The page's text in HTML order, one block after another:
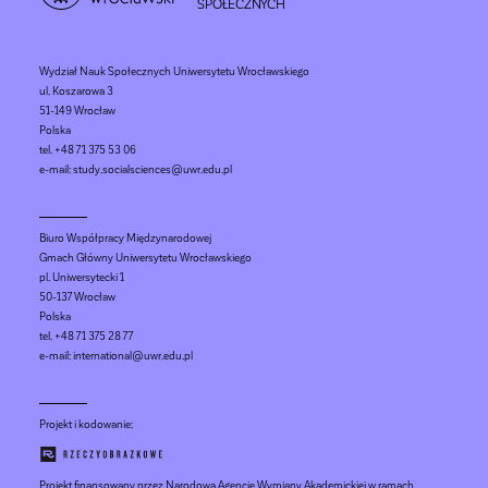
SPOŁECZNYCH
Wydział Nauk Społecznych Uniwersytetu Wrocławskiego
ul. Koszarowa 3
51-149 Wrocław
Polska
tel. +48 71 375 53 06
e-mail: study.socialsciences@uwr.edu.pl
Biuro Współpracy Międzynarodowej
Gmach Główny Uniwersytetu Wrocławskiego
pl. Uniwersytecki 1
50-137 Wrocław
Polska
tel. +48 71 375 28 77
e-mail: international@uwr.edu.pl
Projekt i kodowanie:
Projekt finansowany przez Narodową Agencję Wymiany Akademickiej w ramach